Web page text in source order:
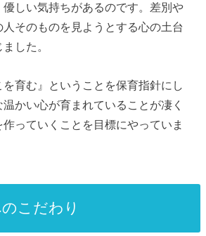
しい気持ちがあるのです。 差別や
そのものを見ようとする心の土台
した。
育む』ということを保育指針にし
かい心が育まれていることが凄く
っていくことを目標にやっていま
こだわり